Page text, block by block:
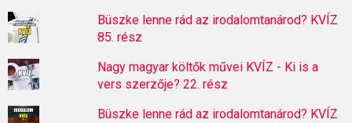
Büszke lenne rád az irodalomtanárod? KVÍZ
85. rész
Nagy magyar költők művei KVÍZ - Ki is a
vers szerzője? 22. rész
Büszke lenne rád az irodalomtanárod? KVÍZ